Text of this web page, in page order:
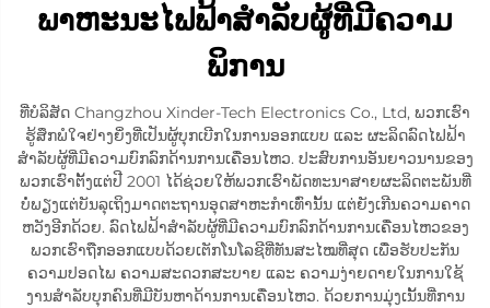
ພາຫະນະໄຟຟ້າສຳລັບຜູ້ທີ່ມີຄວາມ
ພິການ
ທີ່ບໍລິສັດ Changzhou Xinder-Tech Electronics Co., Ltd, ພວກເຮົາ
ຮູ້ສຶກພໍໃຈຢ່າງຍິ່ງທີ່ເປັນຜູ້ບຸກເບີກໃນການອອກແບບ ແລະ ຜະລິດລົດໄຟຟ້າ
ສຳລັບຜູ້ທີ່ມີຄວາມບົກລົກດ້ານການເຄື່ອນໄຫວ. ປະສົບການອັນຍາວນານຂອງ
ພວກເຮົາຕັ້ງແຕ່ປີ 2001 ໄດ້ຊ່ວຍໃຫ້ພວກເຮົາພັດທະນາສາຍຜະລິດຕະພັນທີ່
ບໍ່ພຽງແຕ່ບັນລຸເຖິງມາດຕະຖານອຸດສາຫະກຳເທົ່ານັ້ນ ແຕ່ຍັງເກີນຄວາມຄາດ
ຫວັງອີກດ້ວຍ. ລົດໄຟຟ້າສຳລັບຜູ້ທີ່ມີຄວາມບົກລົກດ້ານການເຄື່ອນໄຫວຂອງ
ພວກເຮົາຖືກອອກແບບດ້ວຍເຕັກໂນໂລຊີທີ່ທັນສະໄໝທີ່ສຸດ ເພື່ອຮັບປະກັນ
ຄວາມປອດໄພ ຄວາມສະດວກສະບາຍ ແລະ ຄວາມງ່າຍດາຍໃນການໃຊ້
ງານສຳລັບບຸກຄົນທີ່ມີບັນຫາດ້ານການເຄື່ອນໄຫວ. ດ້ວຍການມຸ່ງເນັ້ນທີ່ການ